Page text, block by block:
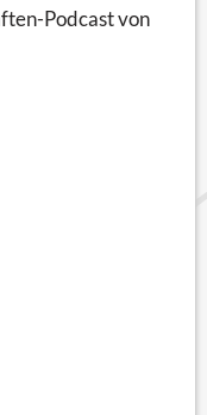
Podcast von